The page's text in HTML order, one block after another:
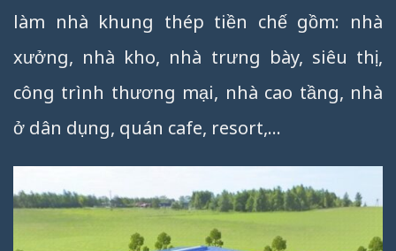
làm nhà khung thép tiền chế gồm: nhà
xưởng, nhà kho, nhà trưng bày, siêu thị,
công trình thương mại, nhà cao tầng, nhà
ở dân dụng, quán cafe, resort,…